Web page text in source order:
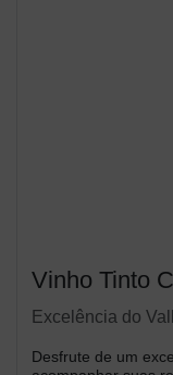
Vinho Tinto
Excelência do
Desfrute de um